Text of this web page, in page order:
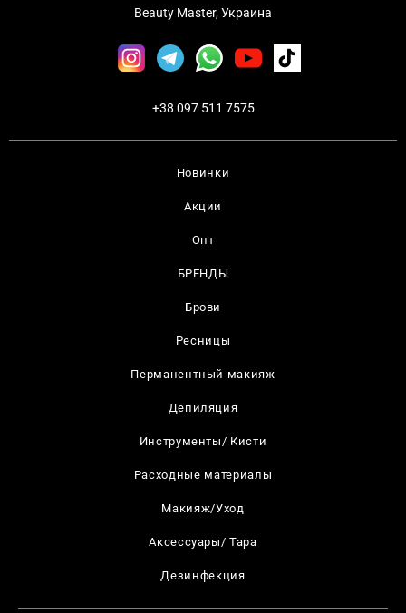
Новинки
Акции
Опт
БРЕНДЫ
Брови
Ресницы
Перманентный макияж
Депиляция
Инструменты/ Кисти
Расходные материалы
Макияж/Уход
Аксессуары/ Тара
Дезинфекция
Beauty Master, Украина
+38 097 511 7575